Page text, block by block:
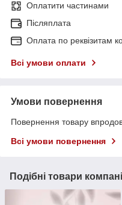
Оплатити частинами
Післяплата
Оплата по реквізитам
Всі умови оплати
Умови повернення
Повернення товару
Всі умови повернення
Подібні товари